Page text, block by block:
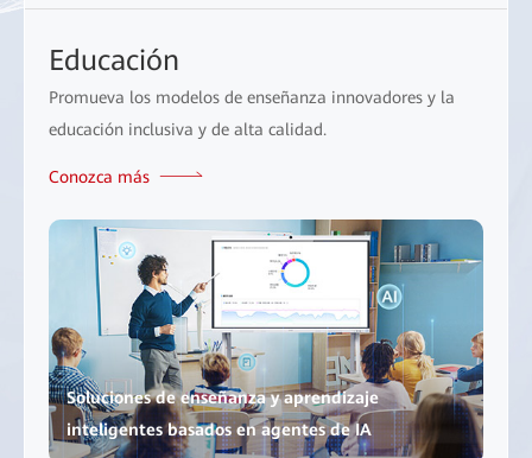
Educación
Promueva los modelos de enseñanza innovadores y la
educación inclusiva y de alta calidad.
Conozca más
Soluciones de enseñanza y aprendizaje
inteligentes basados en agentes de IA